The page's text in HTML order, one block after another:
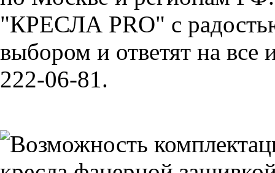
"КРЕСЛА PRO" с
выбором и ответят на
222-06-81.